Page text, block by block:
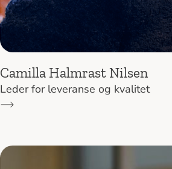
Camilla Halmrast Nilsen
Leder for leveranse og kvalitet